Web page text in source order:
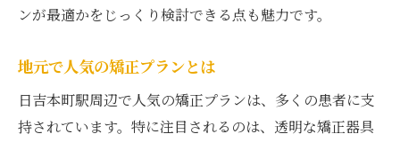
ンが最適かをじっくり検討できる点も魅力です。
地元で人気の矯正プランとは
日吉本町駅周辺で人気の矯正プランは、多くの患者に支
持されています。特に注目されるのは、透明な矯正器具